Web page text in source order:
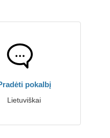
pokalbį
Lietuviškai